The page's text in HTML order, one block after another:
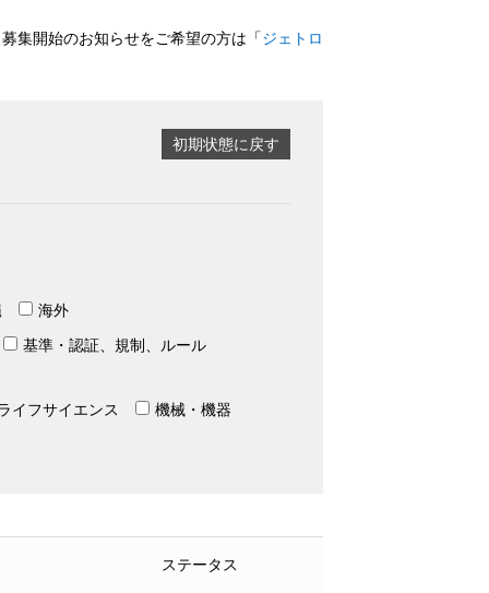
集開始のお知らせをご希望の方は「ジェトロ
初期状態に戻す
海外
基準・認証、規制、ルール
イフサイエンス 機械・機器
ステータス